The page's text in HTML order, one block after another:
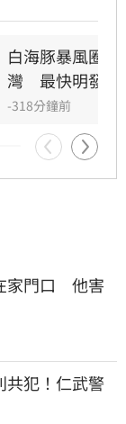
風期間避免
點通隨時掌
。
白海豚暴風圈
灣　最快明發海
-318分鐘前
家門口　他害
共犯！仁武警